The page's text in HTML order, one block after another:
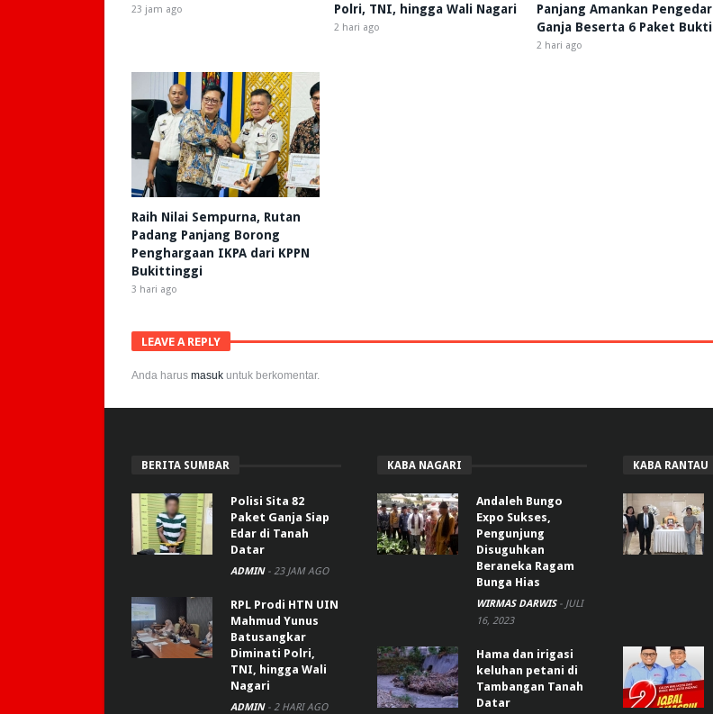
23 jam ago
Polri, TNI, hingga Wali Nagari
2 hari ago
Panjang Amankan Pengedar
Ganja Beserta 6 Paket Bukti
2 hari ago
Raih Nilai Sempurna, Rutan
Padang Panjang Borong
Penghargaan IKPA dari KPPN
Bukittinggi
3 hari ago
LEAVE A REPLY
Anda harus masuk untuk berkomentar.
BERITA SUMBAR
Polisi Sita 82
Paket Ganja Siap
Edar di Tanah
Datar
ADMIN - 23 JAM AGO
RPL Prodi HTN UIN
Mahmud Yunus
Batusangkar
Diminati Polri,
TNI, hingga Wali
Nagari
ADMIN - 2 HARI AGO
KABA NAGARI
Andaleh Bungo
Expo Sukses,
Pengunjung
Disuguhkan
Beraneka Ragam
Bunga Hias
WIRMAS DARWIS - JULI
16, 2023
Hama dan irigasi
keluhan petani di
Tambangan Tanah
Datar
KABA RANTAU